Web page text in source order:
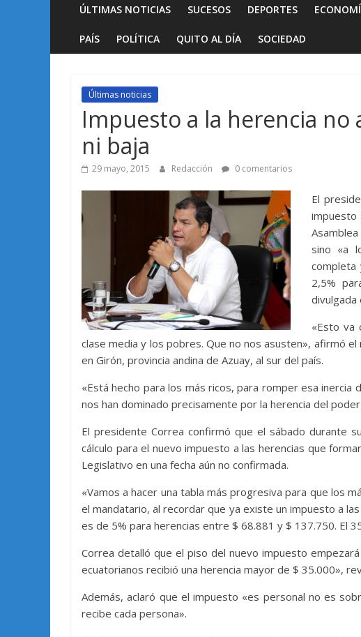
ÚLTIMAS NOTICIAS SUCESOS DEPORTES
PAÍS POLÍTICA QUITO AL DÍA SOCIEDAD
Últimas noticias
Impuesto a la herencia no
ni baja
29 mayo, 2015 Redacción 0 comentarios
El
impuesto
sino «a
completa
2,5%
divulgada
«Esto va
clase media y los pobres. Que no nos asusten», afirmó
en Girón, provincia andina de Azuay, al sur del país.
«Está hecho para los más ricos, para romper esa
nos han dominado precisamente por la herencia del
El presidente Correa confirmó que el sábado durante
cálculo para el nuevo impuesto a las herencias que
Legislativo en una fecha aún no confirmada.
«Vamos a hacer una tabla más progresiva para que los
el mandatario, al recordar que ya existe un impuesto a
es de 5% para herencias entre $ 68.881 y $ 137.750. El
Correa detalló que el piso del nuevo impuesto
ecuatorianos recibió una herencia mayor de $ 35.000»,
Además, aclaró que el impuesto «es personal no es
recibe cada persona».